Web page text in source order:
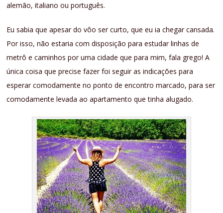
alemão, italiano ou português.
Eu sabia que apesar do vôo ser curto, que eu ia chegar cansada.
Por isso, não estaria com disposição para estudar linhas de
metrô e caminhos por uma cidade que para mim, fala grego! A
única coisa que precise fazer foi seguir as indicações para
esperar comodamente no ponto de encontro marcado, para ser
comodamente levada ao apartamento que tinha alugado.